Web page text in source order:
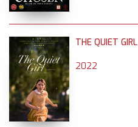
THE QUIET GIRL
2022